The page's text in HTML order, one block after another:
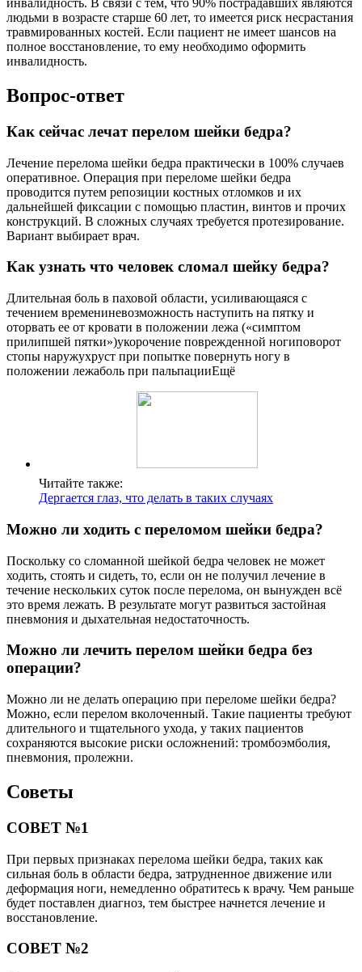
инвалидность. В связи с тем, что 90% пострадавших являются
людьми в возрасте старше 60 лет, то имеется риск несрастания
травмированных костей. Если пациент не имеет шансов на
полное восстановление, то ему необходимо оформить
инвалидность.
Вопрос-ответ
Как сейчас лечат перелом шейки бедра?
Лечение перелома шейки бедра практически в 100% случаев
оперативное. Операция при переломе шейки бедра
проводится путем репозиции костных отломков и их
дальнейшей фиксации с помощью пластин, винтов и прочих
конструкций. В сложных случаях требуется протезирование.
Вариант выбирает врач.
Как узнать что человек сломал шейку бедра?
Длительная боль в паховой области, усиливающаяся с
течением времениневозможность наступить на пятку и
оторвать ее от кровати в положении лежа («симптом
прилипшей пятки»)укорочение поврежденной ногиповорот
стопы наружухруст при попытке повернуть ногу в
положении лежаболь при пальпацииЕщё
Читайте также:
Дергается глаз, что делать в таких случаях
Можно ли ходить с переломом шейки бедра?
Поскольку со сломанной шейкой бедра человек не может
ходить, стоять и сидеть, то, если он не получил лечение в
течение нескольких суток после перелома, он вынужден всё
это время лежать. В результате могут развиться застойная
пневмония и дыхательная недостаточность.
Можно ли лечить перелом шейки бедра без
операции?
Можно ли не делать операцию при переломе шейки бедра?
Можно, если перелом вколоченный. Такие пациенты требуют
длительного и тщательного ухода, у таких пациентов
сохраняются высокие риски осложнений: тромбоэмболия,
пневмония, пролежни.
Советы
СОВЕТ №1
При первых признаках перелома шейки бедра, таких как
сильная боль в области бедра, затрудненное движение или
деформация ноги, немедленно обратитесь к врачу. Чем раньше
будет поставлен диагноз, тем быстрее начнется лечение и
восстановление.
СОВЕТ №2